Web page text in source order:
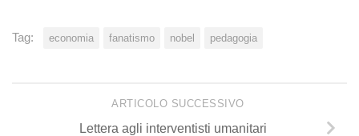
Tag: economia fanatismo nobel pedagogia
ARTICOLO SUCCESSIVO
Lettera agli interventisti umanitari